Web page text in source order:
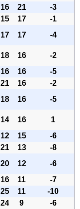
16 21
-3
15 17
-1
17 17 -4
18 16
-2
16 16
-5
21 16
-2
18 16 -5
14 16
1
12 15
-6
21 13
-8
20 12
-6
16 11
-7
25 11
-10
24 9 -6